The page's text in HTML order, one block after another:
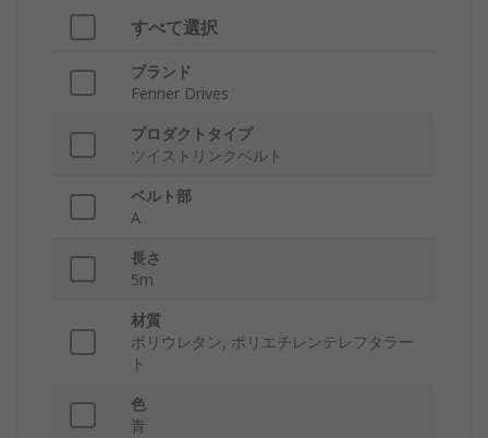
すべて選択
ブランド
Fenner Drives
プロダクトタイプ
ツイストリンクベルト
ベルト部
A
長さ
5m
材質
ポリウレタン, ポリエチレンテレフタラー
ト
色
青